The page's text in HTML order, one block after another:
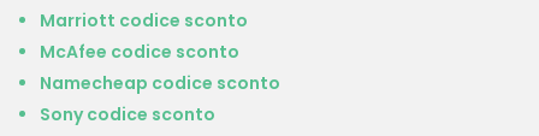
Marriott codice sconto
McAfee codice sconto
Namecheap codice sconto
Sony codice sconto